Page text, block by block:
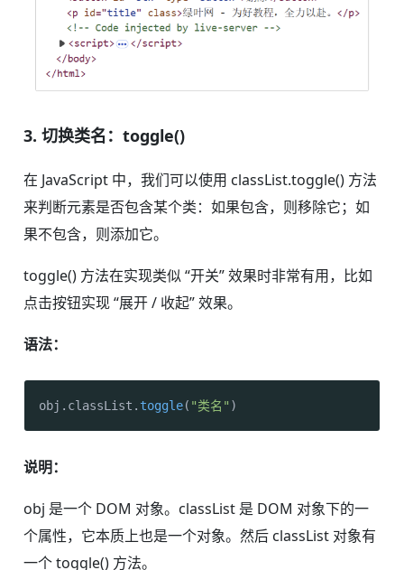
3. 切换类名：toggle()
在 JavaScript 中，我们可以使用 classList.toggle() 方法
来判断元素是否包含某个类：如果包含，则移除它；如
果不包含，则添加它。
toggle() 方法在实现类似 “开关” 效果时非常有用，比如
点击按钮实现 “展开 / 收起” 效果。
语法：
obj. classList . toggle( "类名" )
说明：
obj 是一个 DOM 对象。classList 是 DOM 对象下的一
个属性，它本质上也是一个对象。然后 classList 对象有
一个 toggle() 方法。